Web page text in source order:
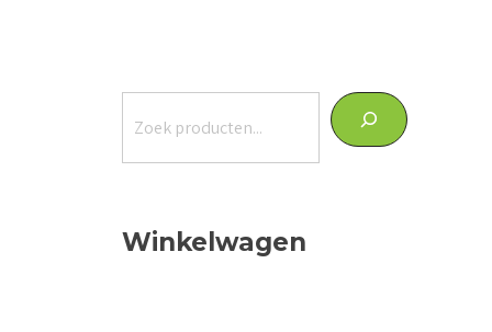
Winkelwagen